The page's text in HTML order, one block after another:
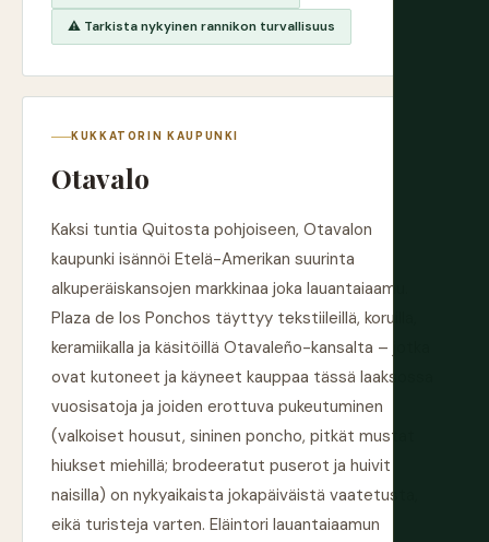
⚠️ Tarkista nykyinen rannikon turvallisuus
KUKKATORIN KAUPUNKI
Otavalo
Kaksi tuntia Quitosta pohjoiseen, Otavalon
kaupunki isännöi Etelä-Amerikan suurinta
alkuperäiskansojen markkinaa joka lauantaiaamu.
Plaza de los Ponchos täyttyy tekstiileillä, koruilla,
keramiikalla ja käsitöillä Otavaleño-kansalta – jotka
ovat kutoneet ja käyneet kauppaa tässä laaksossa
vuosisatoja ja joiden erottuva pukeutuminen
(valkoiset housut, sininen poncho, pitkät mustat
hiukset miehillä; brodeeratut puserot ja huivit
naisilla) on nykyaikaista jokapäiväistä vaatetusta,
eikä turisteja varten. Eläintori lauantaiaamun